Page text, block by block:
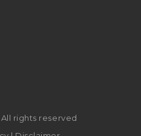
All rights reserved